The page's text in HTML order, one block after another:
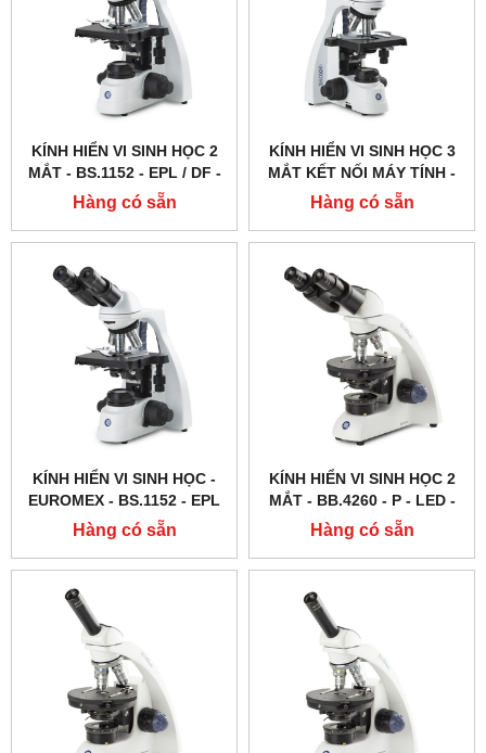
KÍNH HIỂN VI SINH HỌC 2
MẮT - BS.1152 ‑ EPL / DF -
EUROMEX - HÀ LAN
Hàng có sẵn
KÍNH HIỂN VI SINH HỌC 3
MẮT KẾT NỐI MÁY TÍNH -
BS.1153 ‑ EPL - EUROMEX -
HÀ LAN
Hàng có sẵn
KÍNH HIỂN VI SINH HỌC -
EUROMEX - BS.1152 ‑ EPL
Hàng có sẵn
KÍNH HIỂN VI SINH HỌC 2
MẮT - BB.4260 ‑ P ‑ LED -
BIOBLUE - EUROMEX - HÀ
LAN
Hàng có sẵn